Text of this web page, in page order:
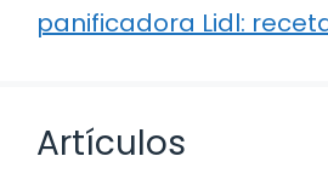
panificadora Lidl:
Artículos